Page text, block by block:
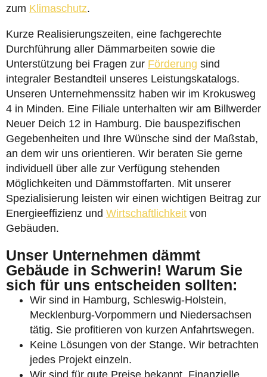
zum Klimaschutz.
Kurze Realisierungszeiten, eine fachgerechte
Durchführung aller Dämmarbeiten sowie die
Unterstützung bei Fragen zur Förderung sind
integraler Bestandteil unseres Leistungskatalogs.
Unseren Unternehmenssitz haben wir im Krokusweg
4 in Minden. Eine Filiale unterhalten wir am Billwerder
Neuer Deich 12 in Hamburg. Die bauspezifischen
Gegebenheiten und Ihre Wünsche sind der Maßstab,
an dem wir uns orientieren. Wir beraten Sie gerne
individuell über alle zur Verfügung stehenden
Möglichkeiten und Dämmstoffarten. Mit unserer
Spezialisierung leisten wir einen wichtigen Beitrag zur
Energieeffizienz und Wirtschaftlichkeit von
Gebäuden.
Unser Unternehmen dämmt
Gebäude in Schwerin! Warum Sie
sich für uns entscheiden sollten:
Wir sind in Hamburg, Schleswig-Holstein,
Mecklenburg-Vorpommern und Niedersachsen
tätig. Sie profitieren von kurzen Anfahrtswegen.
Keine Lösungen von der Stange. Wir betrachten
jedes Projekt einzeln.
Wir sind für gute Preise bekannt. Finanzielle